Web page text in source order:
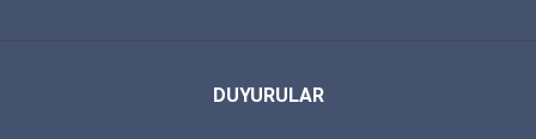
DUYURULAR